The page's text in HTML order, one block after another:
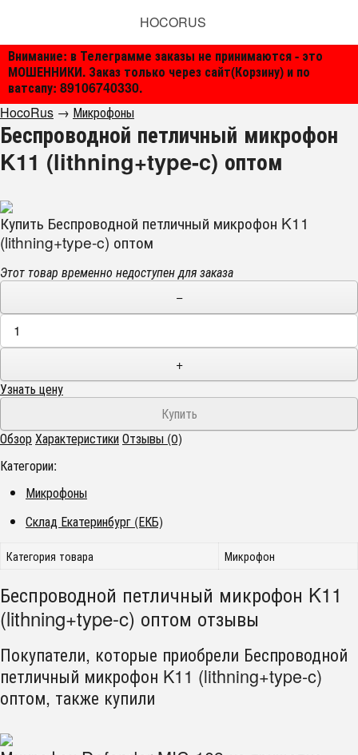
Внимание: в Телеграмме заказы не принимаются - это
МОШЕННИКИ. Заказ только через сайт(Корзину) и по
ватсапу: 89106740330.
HOCORUS
HocoRus → Микрофоны
Беспроводной петличный микрофон
K11 (lithning+type-c) оптом
Купить Беспроводной петличный микрофон K11
(lithning+type-c) оптом
Этот товар временно недоступен для заказа
−
+
Узнать цену
ОбзорХарактеристикиОтзывы (0)
Категории:
Микрофоны
Склад Екатеринбург (ЕКБ)
Категория товара Микрофон
Беспроводной петличный микрофон K11
(lithning+type-c) оптом отзывы
Покупатели, которые приобрели Беспроводной
петличный микрофон K11 (lithning+type-c)
оптом, также купили